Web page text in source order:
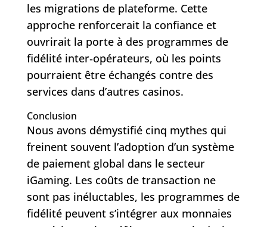
les migrations de plateforme. Cette
approche renforcerait la confiance et
ouvrirait la porte à des programmes de
fidélité inter‑opérateurs, où les points
pourraient être échangés contre des
services dans d’autres casinos.
Conclusion
Nous avons démystifié cinq mythes qui
freinent souvent l’adoption d’un système
de paiement global dans le secteur
iGaming. Les coûts de transaction ne
sont pas inéluctables, les programmes de
fidélité peuvent s’intégrer aux monnaies